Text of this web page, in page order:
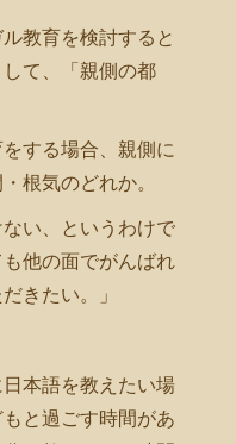
教育を検討すると
て、「親側の都
する場合、親側に
根気のどれか。
い、というわけで
他の面でがんばれ
きたい。」
本語を教えたい場
と過ごす時間があ